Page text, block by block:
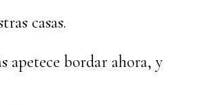
casas.
apetece bordar ahora, y